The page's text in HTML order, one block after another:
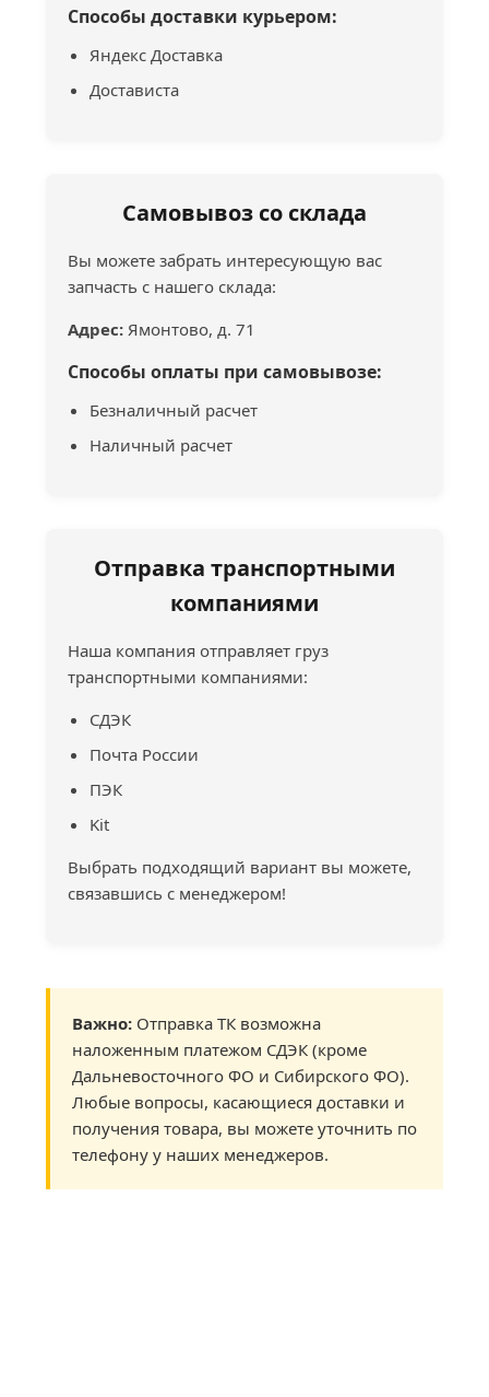
Способы доставки курьером:
Яндекс Доставка
Достависта
Самовывоз со склада
Вы можете забрать интересующую вас
запчасть с нашего склада:
Адрес: Ямонтово, д. 71
Способы оплаты при самовывозе:
Безналичный расчет
Наличный расчет
Отправка транспортными
компаниями
Наша компания отправляет груз
транспортными компаниями:
СДЭК
Почта России
ПЭК
Kit
Выбрать подходящий вариант вы можете,
связавшись с менеджером!
Важно: Отправка ТК возможна
наложенным платежом СДЭК (кроме
Дальневосточного ФО и Сибирского ФО).
Любые вопросы, касающиеся доставки и
получения товара, вы можете уточнить по
телефону у наших менеджеров.